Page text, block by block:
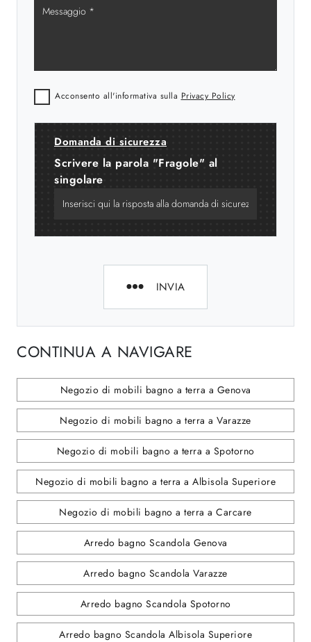
Acconsento all'informativa sulla Privacy Policy
Domanda di sicurezza
Scrivere la parola "Fragole" al
singolare
INVIA
CONTINUA A NAVIGARE
Negozio di mobili bagno a terra a Genova
Negozio di mobili bagno a terra a Varazze
Negozio di mobili bagno a terra a Spotorno
Negozio di mobili bagno a terra a Albisola Superiore
Negozio di mobili bagno a terra a Carcare
Arredo bagno Scandola Genova
Arredo bagno Scandola Varazze
Arredo bagno Scandola Spotorno
Arredo bagno Scandola Albisola Superiore